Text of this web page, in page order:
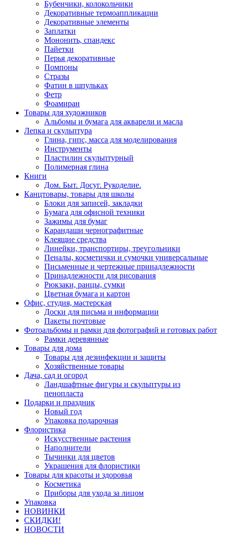
Бубенчики, колокольчики
Декоративные термоаппликации
Декоративные элементы
Заплатки
Мононить, спандекс
Пайетки
Перья декоративные
Помпоны
Стразы
Фатин в шпульках
Фетр
Фоамиран
Товары для художников
Альбомы и бумага для акварели и масла
Лепка и скульптура
Глина, гипс, масса для моделирования
Инструменты
Пластилин скульптурный
Полимерная глина
Книги
Дом. Быт. Досуг. Рукоделие.
Канцтовары, товары для школы
Блоки для записей, закладки
Бумага для офисной техники
Зажимы для бумаг
Карандаши чернографитные
Клеящие средства
Линейки, транспортиры, треугольники
Пеналы, косметички и сумочки универсальные
Письменные и чертежные принадлежности
Принадлежности для рисования
Рюкзаки, ранцы, сумки
Цветная бумага и картон
Офис, студия, мастерская
Доски для письма и информации
Пакеты почтовые
Фотоальбомы и рамки для фотографий и готовых работ
Рамки деревянные
Товары для дома
Товары для дезинфекции и защиты
Хозяйственные товары
Дача, сад и огород
Ландшафтные фигуры и скульптуры из
пенопласта
Подарки и праздник
Новый год
Упаковка подарочная
Флористика
Искусственные растения
Наполнители
Тычинки для цветов
Украшения для флористики
Товары для красоты и здоровья
Косметика
Приборы для ухода за лицом
Упаковка
НОВИНКИ
СКИДКИ!
НОВОСТИ